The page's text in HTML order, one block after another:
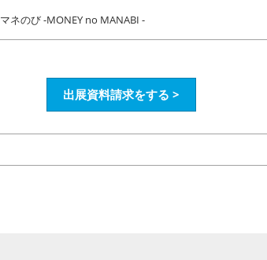
マネのび -MONEY no MANABI -
出展資料請求をする >